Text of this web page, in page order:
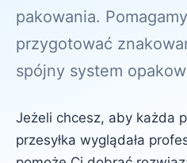
pakowania.
przygotować
spójny system
Jeżeli chcesz, aby każda
przesyłka wyglądała